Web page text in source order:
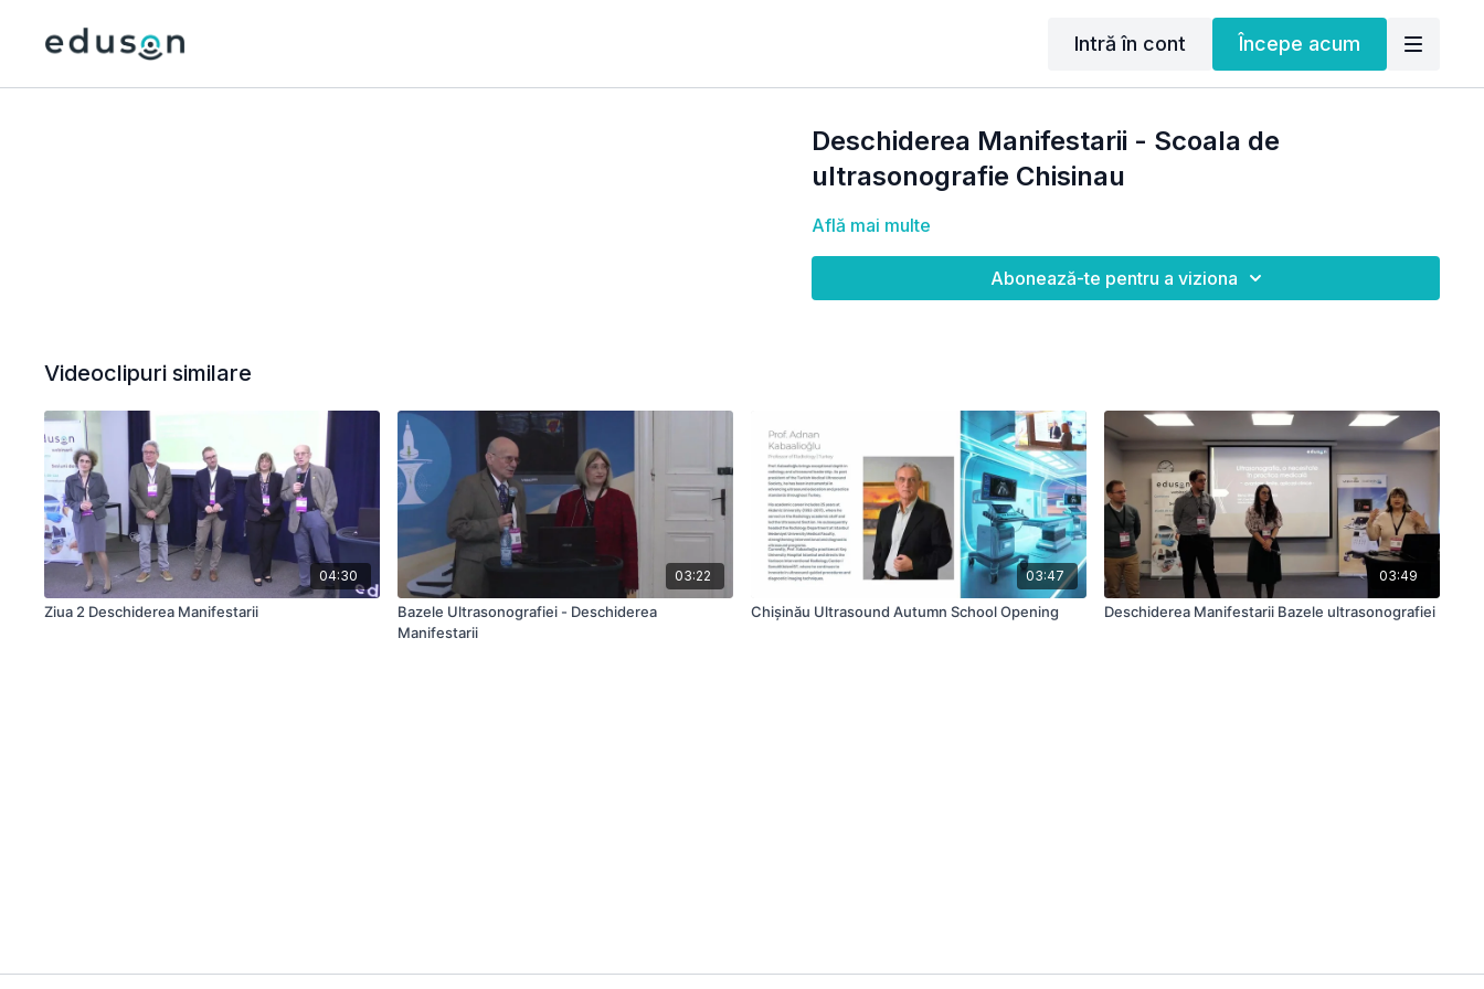
Intră în cont Începe acum
Deschiderea Manifestarii - Scoala de
ultrasonografie Chisinau
Află mai multe
Abonează-te pentru a viziona
Videoclipuri similare
04:30
Ziua 2 Deschiderea Manifestarii
03:22
Bazele Ultrasonografiei - Deschiderea
Manifestarii
03:47
Chișinău Ultrasound Autumn School Opening
03:49
Deschiderea Manifestarii Bazele ultrasonografiei